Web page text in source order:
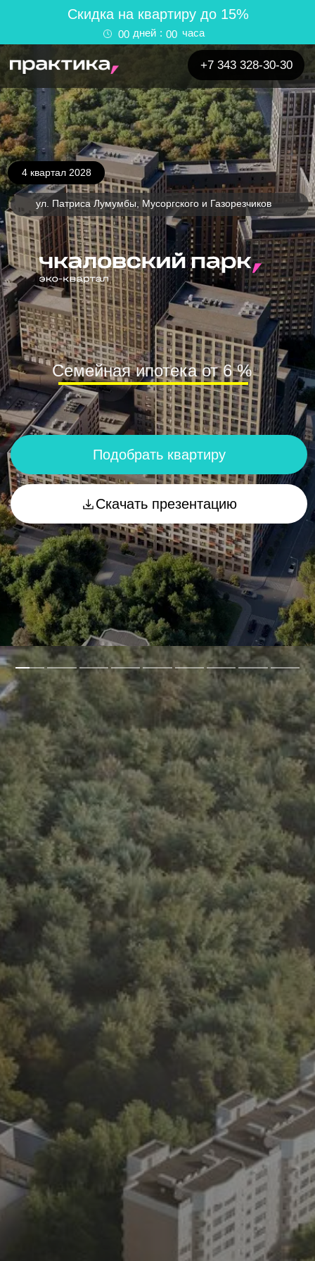
+7 343 328-30-30
Cкидка на квартиру до 15%
дней
00
4 квартал 2028
Подобрать квартиру
Скачать презентацию
ул. Патриса Лумумбы, Мусоргского и Газорезчиков
Семейная ипотека от 6 %